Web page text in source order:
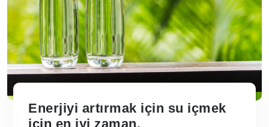
Enerjiyi artırmak için su içmek
için en iyi zaman.